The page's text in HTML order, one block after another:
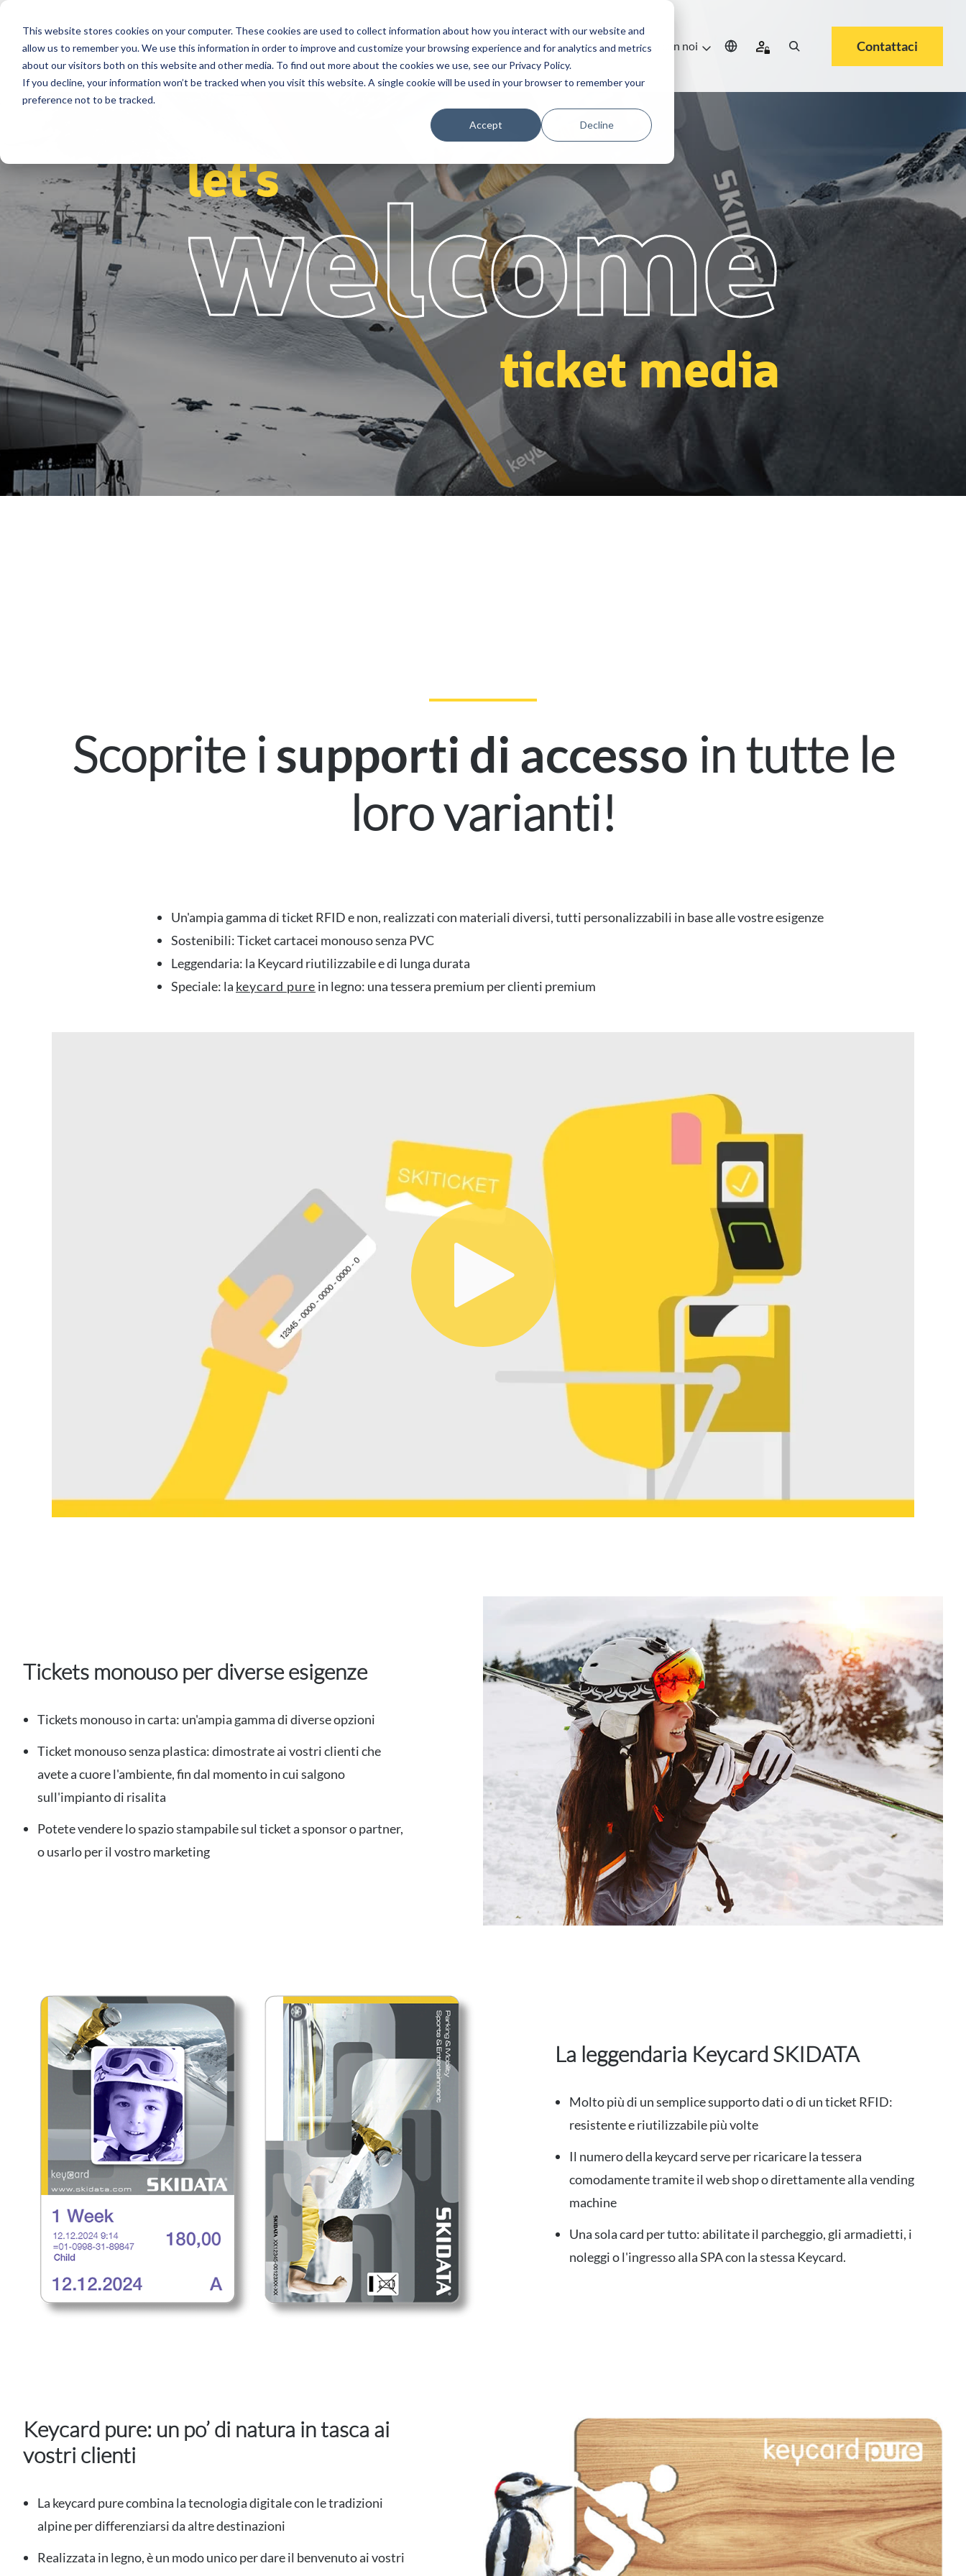
This website stores cookies on your computer. These cookies are used to collect information about how you interact with our website and
allow us to remember you. We use this information in order to improve and customize your browsing experience and for analytics and metrics
about our visitors both on this website and other media. To find out more about the cookies we use, see our Privacy Policy.
If you decline, your information won’t be tracked when you visit this website. A single cookie will be used in your browser to remember your
preference not to be tracked.
Accept Decline
Destinazioni Soluzioni Referenze Servizi Partners Chi siamo Lavora con noi Contattaci
let's
welcome
ticket media
Scoprite isupporti di accesso in tutte le
loro varianti!
Un'ampia gamma di ticket RFID e non, realizzati con materiali diversi, tutti personalizzabili in base alle vostre esigenze
Sostenibili: Ticket cartacei monouso senza PVC
Leggendaria: la Keycard riutilizzabile e di lunga durata
Speciale: la keycard pure in legno: una tessera premium per clienti premium
Tickets monouso per diverse esigenze
Tickets monouso in carta: un'ampia gamma di diverse opzioni
Ticket monouso senza plastica: dimostrate ai vostri clienti che
avete a cuore l'ambiente, fin dal momento in cui salgono
sull'impianto di risalita
Potete vendere lo spazio stampabile sul ticket a sponsor o partner,
o usarlo per il vostro marketing
La leggendaria Keycard SKIDATA
Molto più di un semplice supporto dati o di un ticket RFID:
resistente e riutilizzabile più volte
Il numero della keycard serve per ricaricare la tessera
comodamente tramite il web shop o direttamente alla vending
machine
Una sola card per tutto: abilitate il parcheggio, gli armadietti, i
noleggi o l'ingresso alla SPA con la stessa Keycard.
Keycard pure: un po’ di natura in tasca ai
vostri clienti
La keycard pure combina la tecnologia digitale con le tradizioni
alpine per differenziarsi da altre destinazioni
Realizzata in legno, è un modo unico per dare il benvenuto ai vostri